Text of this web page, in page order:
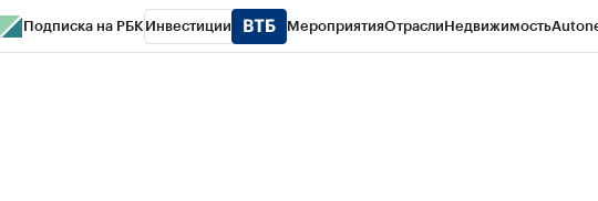
Подписка на РБК Инвестиции МероприятияОтраслиНедвижимость